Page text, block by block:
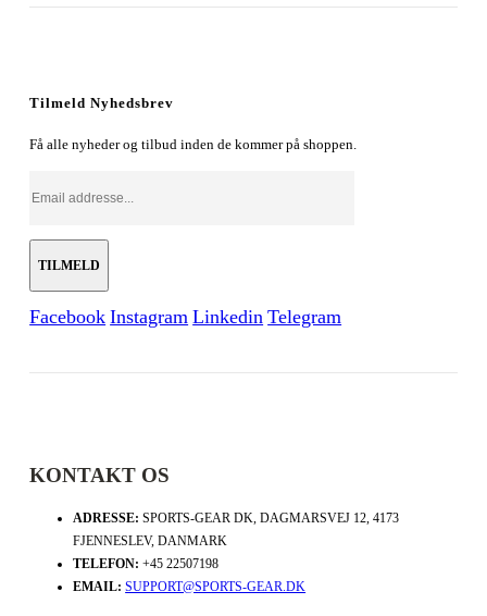
Tilmeld Nyhedsbrev
Få alle nyheder og tilbud inden de kommer på shoppen.
Facebook Instagram Linkedin Telegram
KONTAKT OS
ADRESSE: SPORTS-GEAR DK, DAGMARSVEJ 12, 4173
FJENNESLEV, DANMARK
TELEFON: +45 22507198
EMAIL: SUPPORT@SPORTS-GEAR.DK